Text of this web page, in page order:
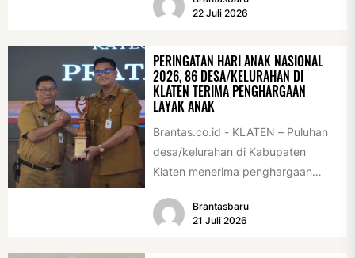
Acara ini digelar...
22 Juli 2026
PERINGATAN HARI ANAK NASIONAL
2026, 86 DESA/KELURAHAN DI
KLATEN TERIMA PENGHARGAAN
LAYAK ANAK
Brantas.co.id - KLATEN – Puluhan
desa/kelurahan di Kabupaten
Klaten menerima penghargaan
2026. Penghargaan tersebut
Brantasbaru
21 Juli 2026